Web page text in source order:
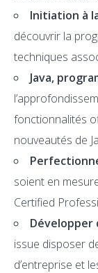
Initiation à
découvrir la
techniques
Java,
fonctionnalités
nouveautés de
soient en
Certified
Développer
issue disposer
d’entreprise et